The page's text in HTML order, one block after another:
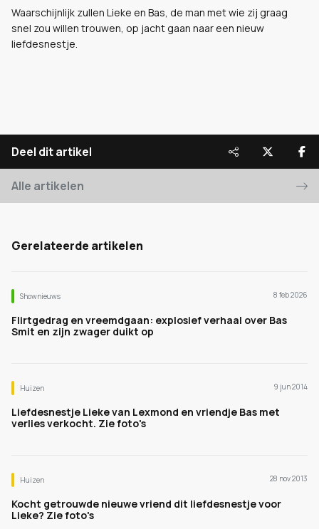
Waarschijnlijk zullen Lieke en Bas, de man met wie zij graag
snel zou willen trouwen, op jacht gaan naar een nieuw
liefdesnestje.
Deel dit artikel
Alle artikelen
Gerelateerde artikelen
Shownieuws 8 feb 2026
Flirtgedrag en vreemdgaan: explosief verhaal over Bas
Smit en zijn zwager duikt op
Huizen 9 jun 2014
Liefdesnestje Lieke van Lexmond en vriendje Bas met
verlies verkocht. Zie foto's
Huizen 28 nov 2013
Kocht getrouwde nieuwe vriend dit liefdesnestje voor
Lieke? Zie foto's